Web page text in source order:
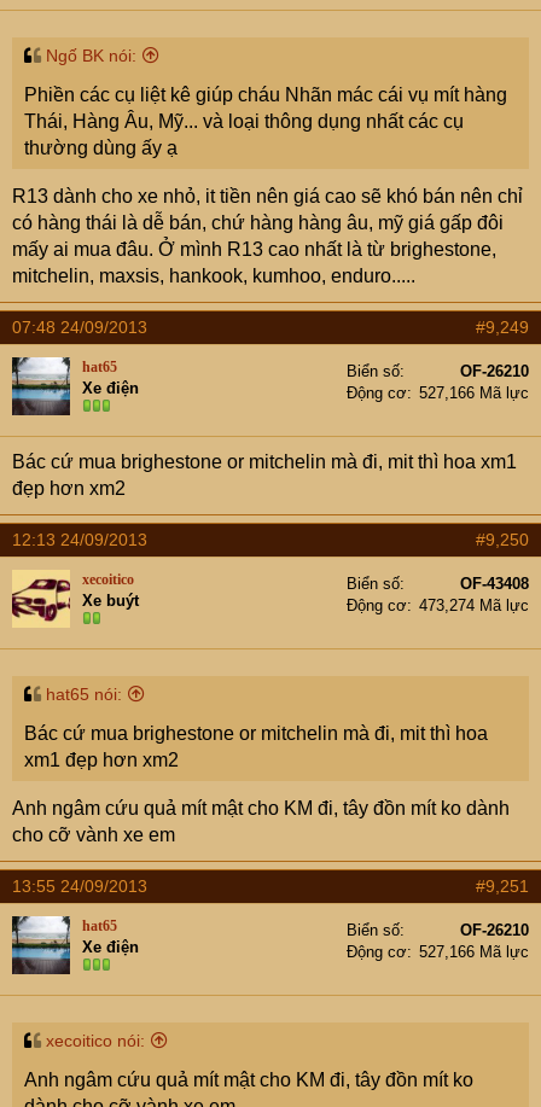
Ngố BK nói:
Phiền các cụ liệt kê giúp cháu Nhãn mác cái vụ mít hàng
Thái, Hàng Âu, Mỹ... và loại thông dụng nhất các cụ
thường dùng ấy ạ
R13 dành cho xe nhỏ, it tiền nên giá cao sẽ khó bán nên chỉ
có hàng thái là dễ bán, chứ hàng hàng âu, mỹ giá gấp đôi
mấy ai mua đâu. Ở mình R13 cao nhất là từ brighestone,
mitchelin, maxsis, hankook, kumhoo, enduro.....
07:48 24/09/2013 #9,249
hat65
Xe điện
Biển số
OF-26210
Động cơ
527,166 Mã lực
Bác cứ mua brighestone or mitchelin mà đi, mit thì hoa xm1
đẹp hơn xm2
12:13 24/09/2013 #9,250
xecoitico
Xe buýt
Biển số
OF-43408
Động cơ
473,274 Mã lực
hat65 nói:
Bác cứ mua brighestone or mitchelin mà đi, mit thì hoa
xm1 đẹp hơn xm2
Anh ngâm cứu quả mít mật cho KM đi, tây đồn mít ko dành
cho cỡ vành xe em
13:55 24/09/2013 #9,251
hat65
Xe điện
Biển số
OF-26210
Động cơ
527,166 Mã lực
xecoitico nói:
Anh ngâm cứu quả mít mật cho KM đi, tây đồn mít ko